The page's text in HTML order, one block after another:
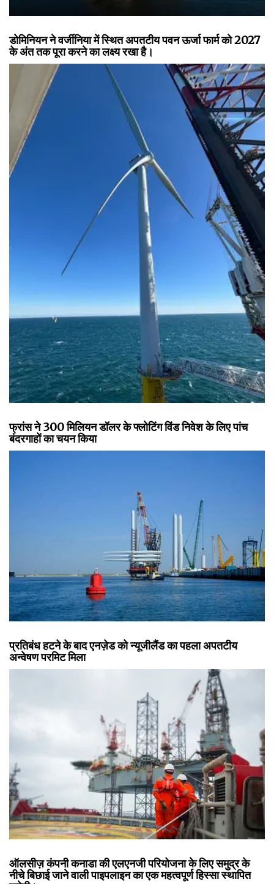
डोमिनियन ने वर्जीनिया में स्थित अपतटीय पवन ऊर्जा फार्म को 2027
के अंत तक पूरा करने का लक्ष्य रखा है।
फ्रांस ने 300 मिलियन डॉलर के फ्लोटिंग विंड निवेश के लिए पांच
बंदरगाहों का चयन किया
प्रतिबंध हटने के बाद एनज़ेड को न्यूजीलैंड का पहला अपतटीय
अन्वेषण परमिट मिला
ऑलसीज़ कंपनी कनाडा की एलएनजी परियोजना के लिए समुद्र के
नीचे बिछाई जाने वाली पाइपलाइन का एक महत्वपूर्ण हिस्सा स्थापित